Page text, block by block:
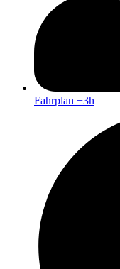
Fahrplan +3h